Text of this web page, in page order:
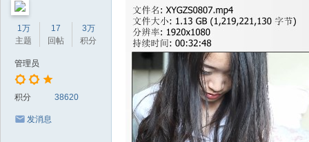
1万
主题
17
回帖
3万
积分
管理员
积分 38620
发消息